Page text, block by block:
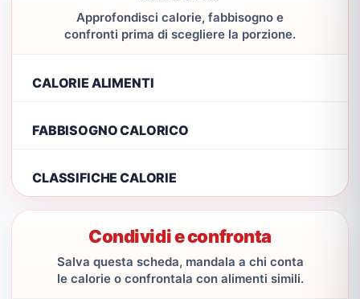
Approfondisci calorie, fabbisogno e
confronti prima di scegliere la porzione.
CALORIE ALIMENTI
FABBISOGNO CALORICO
CLASSIFICHE CALORIE
Condividi e confronta
Salva questa scheda, mandala a chi conta
le calorie o confrontala con alimenti simili.